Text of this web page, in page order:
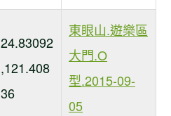
24.83092
,121.408
36
東眼山.遊樂區
大門.O
型.2015-09-
05